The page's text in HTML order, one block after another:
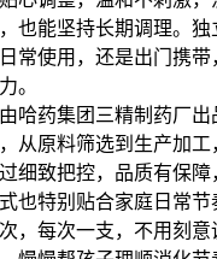
也能坚持长期调理。独
常使用，还是出门携
。
哈药集团三精制药厂
从原料筛选到生产加
细致把控，品质有保
也特别贴合家庭日常
，每次一支，不用刻